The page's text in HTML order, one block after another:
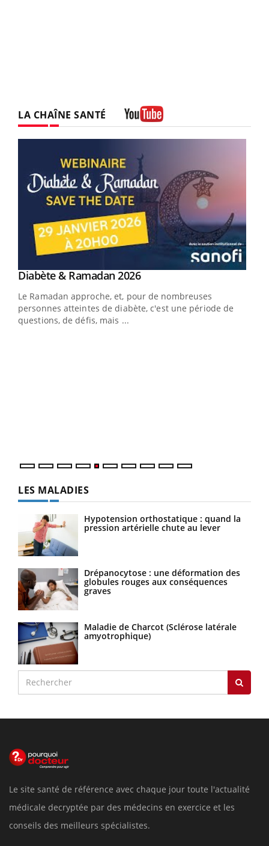
LA CHAÎNE SANTÉ
Youtube
Diabète & Ramadan 2026Youtube
Le Ramadan approche, et, pour de nombreuses
personnes atteintes de diabète, c'est une période de
questions, de défis, mais ...
LES MALADIES
Hypotension orthostatique : quand la
pression artérielle chute au lever
Drépanocytose : une déformation des
globules rouges aux conséquences
graves
Maladie de Charcot (Sclérose latérale
amyotrophique)
Le site santé de référence avec chaque jour toute l'actualité
médicale decryptée par des médecins en exercice et les
conseils des meilleurs spécialistes.